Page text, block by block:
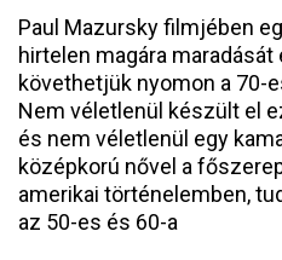
Paul Mazursky filmjében
hirtelen magára
követhetjük nyomon a 70-
Nem véletlenül készült el
és nem véletlenül egy
középkorú nővel a
amerikai történelemben,
az 50-es és 60-a